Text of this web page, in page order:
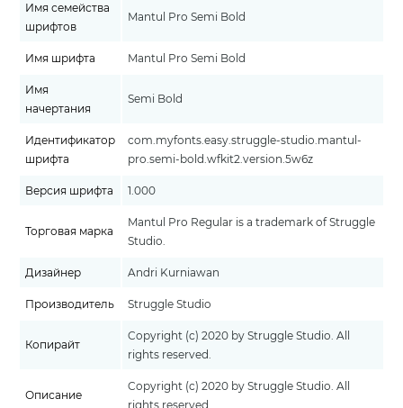
Имя семейства
шрифтов
Mantul Pro Semi Bold
Имя шрифта Mantul Pro Semi Bold
Имя
начертания
Semi Bold
Идентификатор
шрифта
com.myfonts.easy.struggle-studio.mantul-
pro.semi-bold.wfkit2.version.5w6z
Версия шрифта 1.000
Торговая марка
Mantul Pro Regular is a trademark of Struggle
Studio.
Дизайнер Andri Kurniawan
Производитель Struggle Studio
Копирайт
Copyright (c) 2020 by Struggle Studio. All
rights reserved.
Описание
Copyright (c) 2020 by Struggle Studio. All
rights reserved.